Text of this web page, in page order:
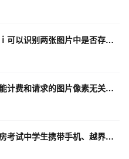
视觉智能开放平台中，有没有ａｐｉ可以识别两张图片中是否存在同一个人？
视觉智能开放平台中，图片分割功能计费和请求的图片像素无关吗？
视觉智能开放平台中，可以识别机房考试中学生携带手机、越界和讲话的情况吗？